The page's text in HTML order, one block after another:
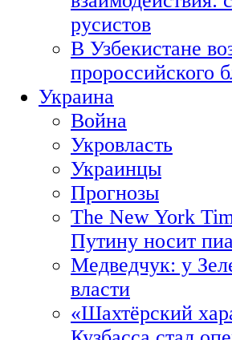
русистов
В Узбекистане
пророссийского
Украина
Война
Укровласть
Украинцы
Прогнозы
The New York
Путину носит
Медведчук: у
власти
«Шахтёрский